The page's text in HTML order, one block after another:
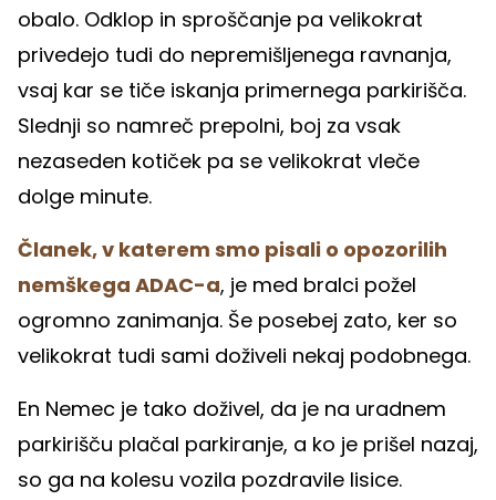
obalo. Odklop in sproščanje pa velikokrat
privedejo tudi do nepremišljenega ravnanja,
vsaj kar se tiče iskanja primernega parkirišča.
Slednji so namreč prepolni, boj za vsak
nezaseden kotiček pa se velikokrat vleče
dolge minute.
Članek, v katerem smo pisali o opozorilih
nemškega ADAC-a, je med bralci požel
ogromno zanimanja. Še posebej zato, ker so
velikokrat tudi sami doživeli nekaj podobnega.
En Nemec je tako doživel, da je na uradnem
parkirišču plačal parkiranje, a ko je prišel nazaj,
so ga na kolesu vozila pozdravile lisice.